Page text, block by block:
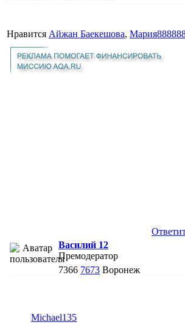
Нравится Айжан Баекешова,
Василий 12
Премодератор
7366 7673 Воронеж
Michael135